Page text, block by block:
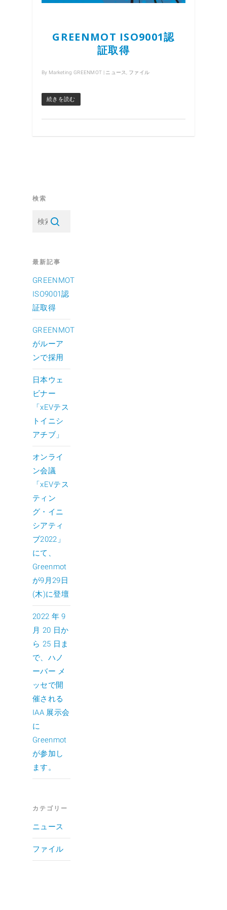
GREENMOT ISO9001認
証取得
By Marketing GREENMOT | ニュース, ファイル
続きを読む
検索
最新記事
GREENMOT
ISO9001認
証取得
GREENMOT
がルーア
ンで採用
日本ウェ
ビナー
「xEVテス
トイニシ
アチブ」
オンライ
ン会議
「xEVテス
ティン
グ・イニ
シアティ
ブ2022」
にて、
Greenmot
が9月29日
(木)に登壇
2022 年 9
月 20 日か
ら 25 日ま
で、ハノ
ーバー メ
ッセで開
催される
IAA 展示会
に
Greenmot
が参加し
ます。
カテゴリー
ニュース
ファイル